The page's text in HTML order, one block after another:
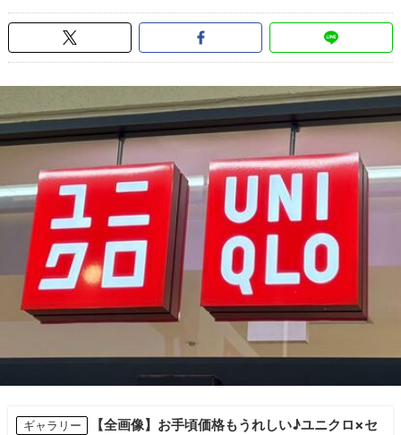
ギャラリー
【全画像】お手頃価格もうれしい♪ユニクロ×セ